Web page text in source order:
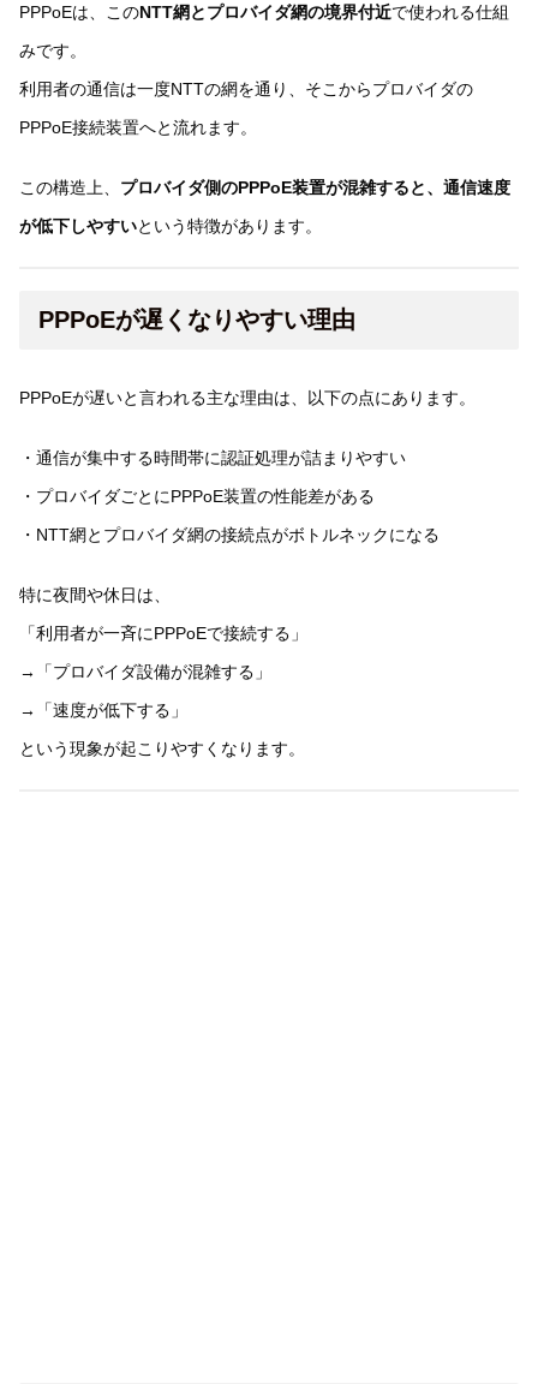
PPPoEは、このNTT網とプロバイダ網の境界付近で使われる仕組
みです。
利用者の通信は一度NTTの網を通り、そこからプロバイダの
PPPoE接続装置へと流れます。
この構造上、 プロバイダ側のPPPoE装置が混雑すると、通信速度
が低下しやすいという特徴があります。
PPPoEが遅くなりやすい理由
PPPoEが遅いと言われる主な理由は、以下の点にあります。
・通信が集中する時間帯に認証処理が詰まりやすい
・プロバイダごとにPPPoE装置の性能差がある
・NTT網とプロバイダ網の接続点がボトルネックになる
特に夜間や休日は、
「利用者が一斉にPPPoEで接続する」
→「プロバイダ設備が混雑する」
→「速度が低下する」
という現象が起こりやすくなります。